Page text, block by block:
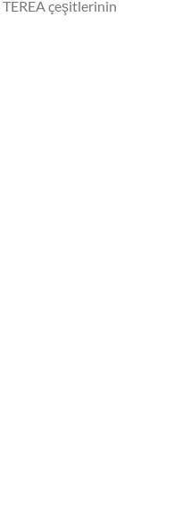
TEREA çeşitlerinin